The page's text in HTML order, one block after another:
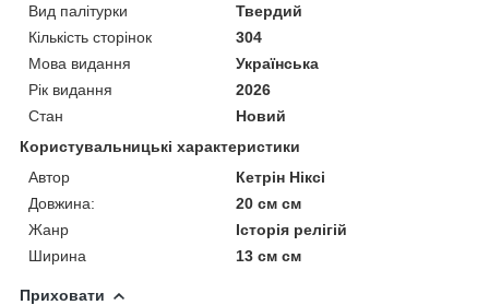
Вид палітурки
Твердий
Кількість сторінок
304
Мова видання
Українська
Рік видання
2026
Стан
Новий
Користувальницькі характеристики
Автор
Кетрін Ніксі
Довжина:
20 см см
Жанр
Історія релігій
Ширина
13 см см
Приховати